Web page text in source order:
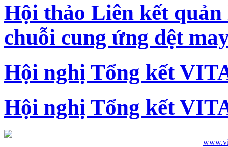
Hội thảo Liên kết
chuỗi cung ứng dệt
Hội nghị Tổng kết
Hội nghị Tổng kết